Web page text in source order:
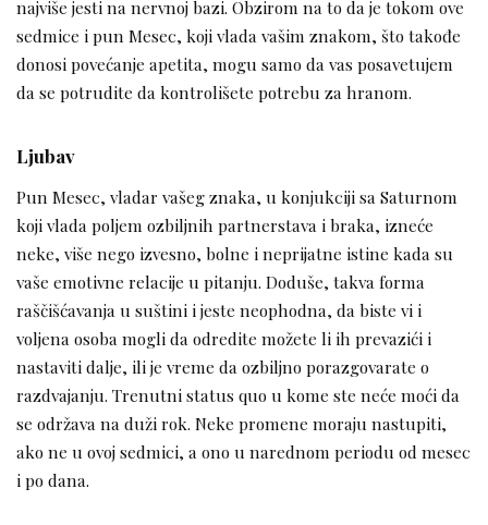
najviše jesti na nervnoj bazi. Obzirom na to da je tokom ove
sedmice i pun Mesec, koji vlada vašim znakom, što takođe
donosi povećanje apetita, mogu samo da vas posavetujem
da se potrudite da kontrolišete potrebu za hranom.
Ljubav
Pun Mesec, vladar vašeg znaka, u konjukciji sa Saturnom
koji vlada poljem ozbiljnih partnerstava i braka, izneće
neke, više nego izvesno, bolne i neprijatne istine kada su
vaše emotivne relacije u pitanju. Doduše, takva forma
raščišćavanja u suštini i jeste neophodna, da biste vi i
voljena osoba mogli da odredite možete li ih prevazići i
nastaviti dalje, ili je vreme da ozbiljno porazgovarate o
razdvajanju. Trenutni status quo u kome ste neće moći da
se održava na duži rok. Neke promene moraju nastupiti,
ako ne u ovoj sedmici, a ono u narednom periodu od mesec
i po dana.